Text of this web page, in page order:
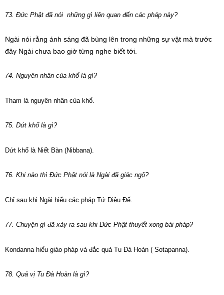
73. Đức Phật đã nói những gì liên quan đến các pháp này?
Ngài nói rằng ánh sáng đã bùng lên trong những sự vật mà trước
đây Ngài chưa bao giờ từng nghe biết tới.
74. Nguyên nhân của khổ là gì?
Tham là nguyên nhân của khổ.
75. Dứt khổ là gì?
Dứt khổ là Niết Bàn (Nibbana).
76. Khi nào thì Đức Phật nói là Ngài đã giác ngộ?
Chỉ sau khi Ngài hiểu các pháp Tứ Diệu Đế.
77. Chuyện gì đã xảy ra sau khi Đức Phật thuyết xong bài pháp?
Kondanna hiểu giáo pháp và đắc quả Tu Đà Hoàn ( Sotapanna).
78. Quả vị Tu Đà Hoàn là gì?